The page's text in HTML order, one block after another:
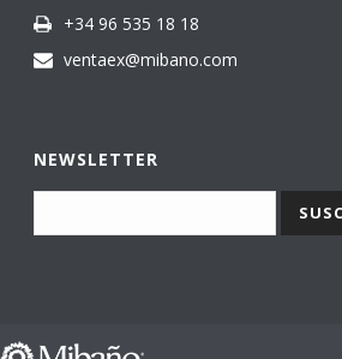
+34 96 535 18 18
ventaex@mibano.com
NEWSLETTER